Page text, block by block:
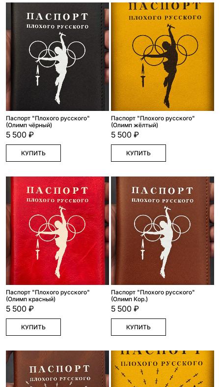
Паспорт "Плохого русского"
(Олимп чёрный)
5 500 ₽
КУПИТЬ
Паспорт "Плохого русского"
(Олимп жёлтый)
5 500 ₽
КУПИТЬ
Паспорт "Плохого русского"
(Олимп красный)
5 500 ₽
КУПИТЬ
Паспорт "Плохого русского"
(Олимп Кор.)
5 500 ₽
КУПИТЬ